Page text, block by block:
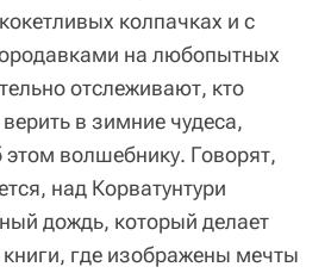
колпачках и с
на любопытных
отслеживают, кто
в зимние чудеса,
волшебнику. Говорят,
над Корватунтури
дождь, который делает
где изображены мечты